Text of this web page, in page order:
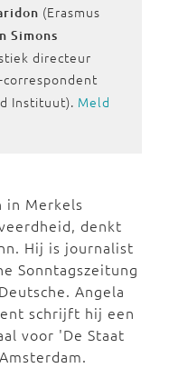
(Erasmus
Simons
directeur
correspondent
Instituut). Meld
in Merkels
denkt
Hij is journalist
Sonntagszeitung
Angela
schrijft hij een
voor 'De Staat